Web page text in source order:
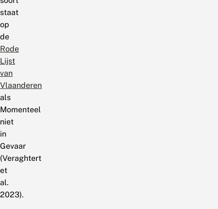
staat
op
de
Rode
Lijst
van
Vlaanderen
als
Momenteel
niet
in
Gevaar
(Veraghtert
et
al.
2023).